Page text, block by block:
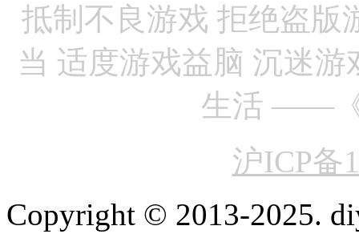
抵制不良游戏 拒绝盗版
当 适度游戏益脑 沉迷
生活 ——
沪ICP备
Copyright © 2013-2025.